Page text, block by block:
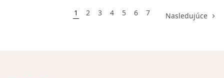
1 2 3 4 5 6 7 Nasledujúce